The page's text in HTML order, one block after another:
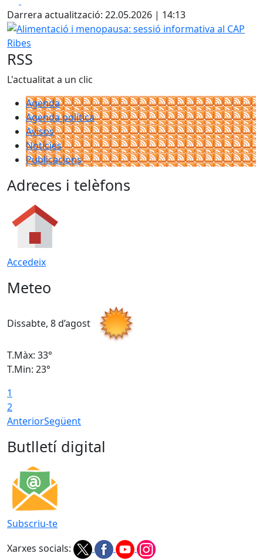
Darrera actualització: 22.05.2026 | 14:13
Alimentació i menopausa: sessió informativa al CAP Ribes
RSS
L'actualitat a un clic
Agenda
Agenda política
Avisos
Notícies
Publicacions
Adreces i telèfons
Accedeix
Meteo
Dissabte, 8 d’agost
T.Màx: 33°
T.Min: 23°
1
2
AnteriorSegüent
Butlletí digital
Subscriu-te
Xarxes socials: